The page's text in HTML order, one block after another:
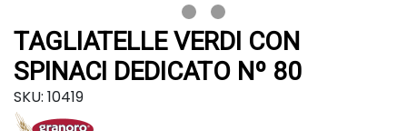
TAGLIATELLE VERDI CON
SPINACI DEDICATO Nº 80
SKU: 10419